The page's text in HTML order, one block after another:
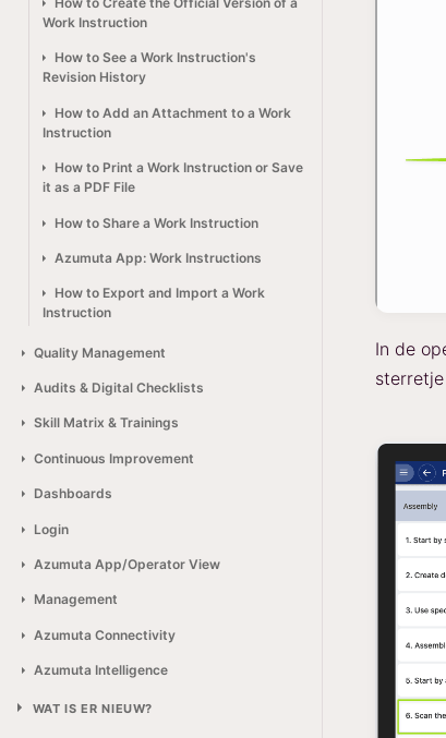
Work Instruction
How to See a Work Instruction's
Revision History
How to Add an Attachment to a Work
Instruction
How to Print a Work Instruction or Save
it as a PDF File
How to Share a Work Instruction
Azumuta App: Work Instructions
How to Export and Import a Work
Instruction
Quality Management
Audits & Digital Checklists
Skill Matrix & Trainings
Continuous Improvement
Dashboards
Login
Azumuta App/Operator View
Management
Azumuta Connectivity
Azumuta Intelligence
WAT IS ER NIEUW?
In de